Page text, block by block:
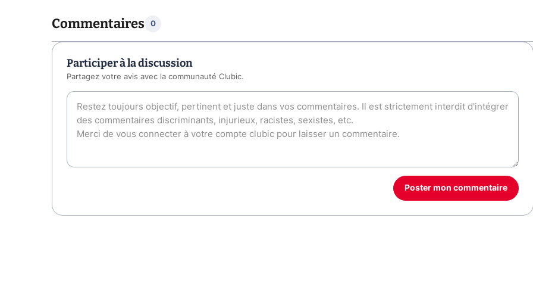
Commentaires 0
Participer à la discussion
Partagez votre avis avec la communauté Clubic.
Poster mon commentaire